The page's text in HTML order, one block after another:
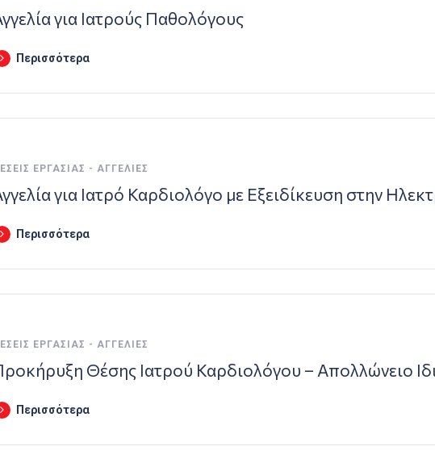
για Ιατρούς Παθολόγους
Περισσότερα
ΕΡΓΑΣΊΑΣ - ΑΓΓΕΛΊΕΣ
για Ιατρό Καρδιολόγο με Εξειδίκευση στην
Περισσότερα
ΕΡΓΑΣΊΑΣ - ΑΓΓΕΛΊΕΣ
Θέσης Ιατρού Καρδιολόγου – Απολλώνειο
Περισσότερα